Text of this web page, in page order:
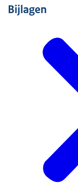
Bijlagen